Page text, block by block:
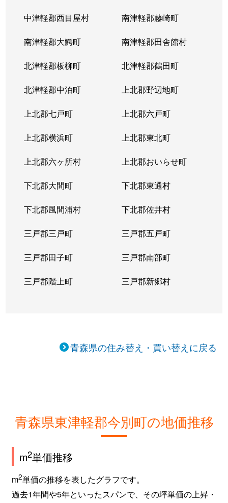
中津軽郡西目屋村 南津軽郡藤崎町
南津軽郡大鰐町 南津軽郡田舎館村
北津軽郡板柳町 北津軽郡鶴田町
北津軽郡中泊町 上北郡野辺地町
上北郡七戸町 上北郡六戸町
上北郡横浜町 上北郡東北町
上北郡六ヶ所村 上北郡おいらせ町
下北郡大間町 下北郡東通村
下北郡風間浦村 下北郡佐井村
三戸郡三戸町 三戸郡五戸町
三戸郡田子町 三戸郡南部町
三戸郡階上町 三戸郡新郷村
青森県の住み替え・買い替えに戻る
青森県東津軽郡今別町の地価推移
m2単価推移
m2単価の推移を表したグラフです。
過去1年間や5年といったスパンで、その坪単価の上昇・